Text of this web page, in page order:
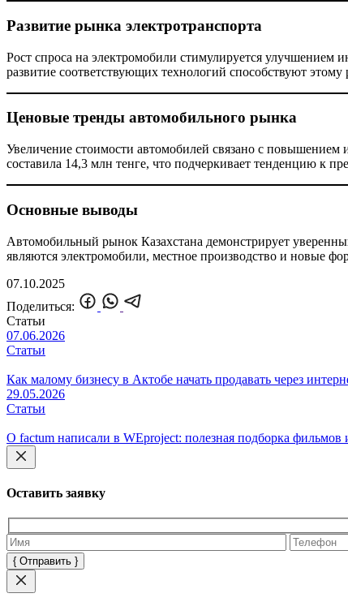
Развитие рынка электротранспорта
Рост спроса на электромобили стимулируется улучшением
развитие соответствующих технологий способствуют этому
Ценовые тренды автомобильного рынка
Увеличение стоимости автомобилей связано с повышением
составила 14,3 млн тенге, что подчеркивает тенденцию к
Основные выводы
Автомобильный рынок Казахстана демонстрирует
являются электромобили, местное производство и новые
07.10.2025
Поделиться:
Статьи
07.06.2026
Статьи
Как малому бизнесу в Актобе начать продавать через
29.05.2026
Статьи
О factum написали в WEproject: полезная подборка фильмов
Оставить заявку
Оставьте
это
поле